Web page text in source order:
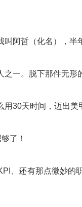
阿哲（化名），半
一。脱下那件无形
30天时间，迈出美
了！
、还有那点微妙